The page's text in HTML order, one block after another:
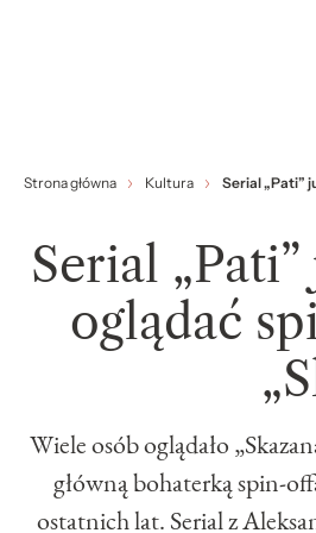
Strona główna Kultura Serial „Pati”
Serial
oglądać
Wiele osób oglądało
główną bohaterką spin-
ostatnich lat. Serial z